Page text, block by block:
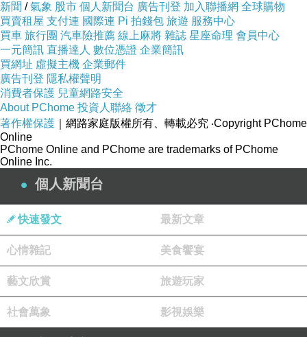
今天我心情不好
但是我不知道要怎樣抒發
又是選擇惹我可愛的報台說話惹
pic:姪子的小手
新聞 /氣象 股市 個人新聞台 廣告刊登 加入聯播網 全球購物
買賣租屋 支付連 國際連 Pi 拍錢包 旅遊 服務中心
買車 旅行團 汽車險推薦 線上麻將 雜誌 星座命理 會員中心
一元簡訊 直播達人 數位憑證 企業簡訊
買網址 虛擬主機 企業郵件
廣告刊登 隱私權聲明
消費者保護 兒童網路安全
About PChome 投資人聯絡 徵才
著作權保護 ｜網路家庭版權所有、轉載必究 ‧Copyright PChome
Online
PChome Online and PChome are trademarks of PChome
Online Inc.
個人新聞台
快速發文 最新文章
心情雜記 美食饗宴
藝文欣賞 旅遊玩家
社會萬象 影視娛樂